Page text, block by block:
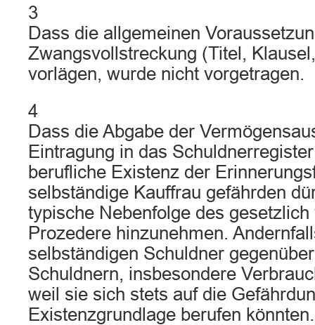
3
Dass die allgemeinen
Zwangsvollstreckung (Titel,
vorlägen, wurde nicht vorgetragen.
4
Dass die Abgabe der
Eintragung in das
berufliche Existenz der
selbständige Kauffrau gefährden
typische Nebenfolge des
Prozedere hinzunehmen.
selbständigen Schuldner
Schuldnern, insbesondere
weil sie sich stets auf die
Existenzgrundlage berufen könnten.